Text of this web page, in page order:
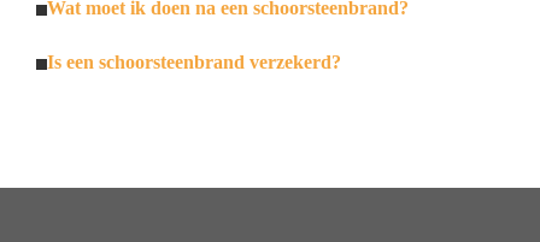
Wat moet ik doen na een schoorsteenbrand?
Is een schoorsteenbrand verzekerd?